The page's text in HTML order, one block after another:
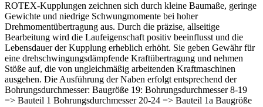
ROTEX-Kupplungen zeichnen sich durch kleine Baumaße, geringe
Gewichte und niedrige Schwungmomente bei hoher
Drehmomentübertragung aus. Durch die präzise, allseitige
Bearbeitung wird die Laufeigenschaft positiv beeinflusst und die
Lebensdauer der Kupplung erheblich erhöht. Sie geben Gewähr für
eine drehschwingungsdämpfende Kraftübertragung und nehmen
Stöße auf, die von ungleichmäßig arbeitenden Kraftmaschinen
ausgehen. Die Ausführung der Naben erfolgt entsprechend der
Bohrungsdurchmesser: Baugröße 19: Bohrungsdurchmesser 8-19
=> Bauteil 1 Bohrungsdurchmesser 20-24 => Bauteil 1a Baugröße